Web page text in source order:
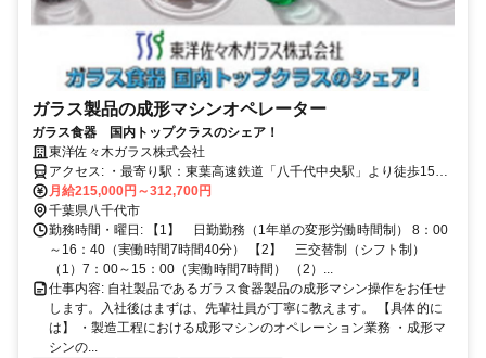
ガラス製品の成形マシンオペレーター
ガラス食器 国内トップクラスのシェア！
東洋佐々木ガラス株式会社
アクセス: ・最寄り駅：東葉高速鉄道「八千代中央駅」より徒歩15分
・車、自転車通勤可
月給215,000円～312,700円
千葉県八千代市
勤務時間・曜日: 【1】 日勤勤務（1年単の変形労働時間制） 8：00
～16：40（実働時間7時間40分） 【2】 三交替制（シフト制）
（1）7：00～15：00（実働時間7時間） （2）...
仕事内容: 自社製品であるガラス食器製品の成形マシン操作をお任せ
します。入社後はまずは、先輩社員が丁寧に教えます。 【具体的に
は】 ・製造工程における成形マシンのオペレーション業務 ・成形マ
シンの...